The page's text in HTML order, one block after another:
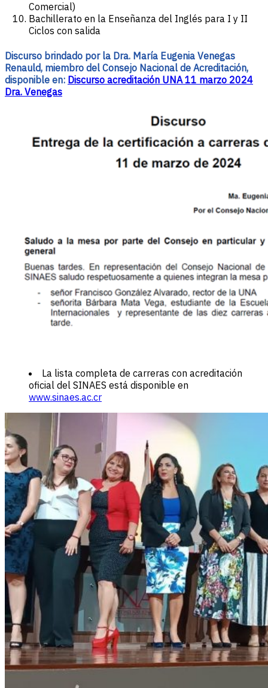
Comercial)
Bachillerato en la Enseñanza del Inglés para I y II
Ciclos con salida
Discurso brindado por la Dra. María Eugenia Venegas
Renauld, miembro del Consejo Nacional de Acreditación,
disponible en: Discurso acreditación UNA 11 marzo 2024
Dra. Venegas
La lista completa de carreras con acreditación
oficial del SINAES está disponible en
www.sinaes.ac.cr